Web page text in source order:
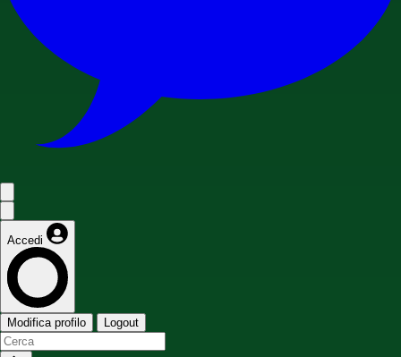
Accedi
Modifica profilo Logout